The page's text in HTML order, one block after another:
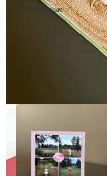
Минимализм
• Загрузка фото и текста